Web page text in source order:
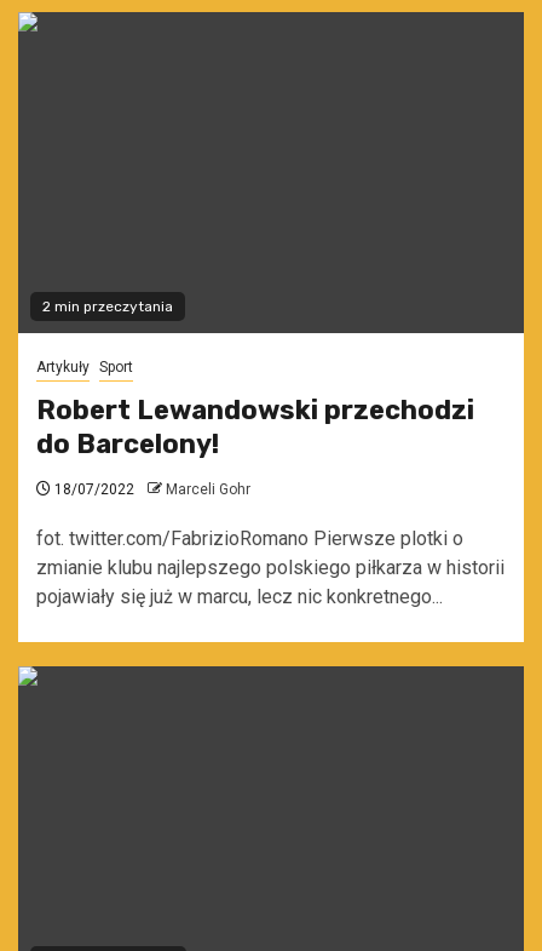
2 min przeczytania
Artykuły Sport
Robert Lewandowski przechodzi
do Barcelony!
18/07/2022 Marceli Gohr
fot. twitter.com/FabrizioRomano Pierwsze plotki o
zmianie klubu najlepszego polskiego piłkarza w historii
pojawiały się już w marcu, lecz nic konkretnego...